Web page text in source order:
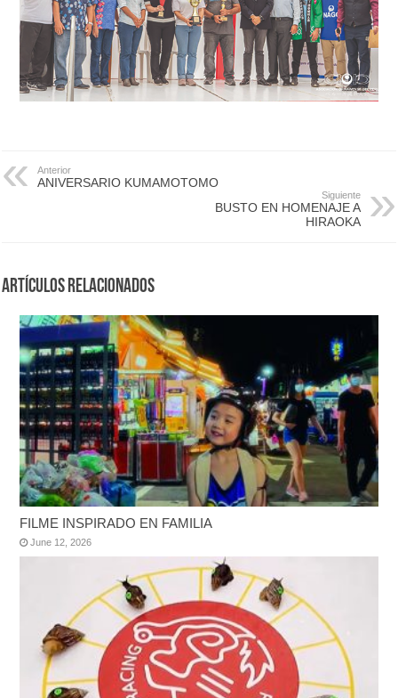
Anterior
ANIVERSARIO KUMAMOTOMO
Siguiente
BUSTO EN HOMENAJE A
HIRAOKA
Artículos Relacionados
FILME INSPIRADO EN FAMILIA
June 12, 2026